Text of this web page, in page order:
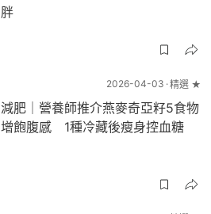
胖
2026-04-03 精選 ★
減肥｜營養師推介燕麥奇亞籽5食物
增飽腹感 1種冷藏後瘦身控血糖